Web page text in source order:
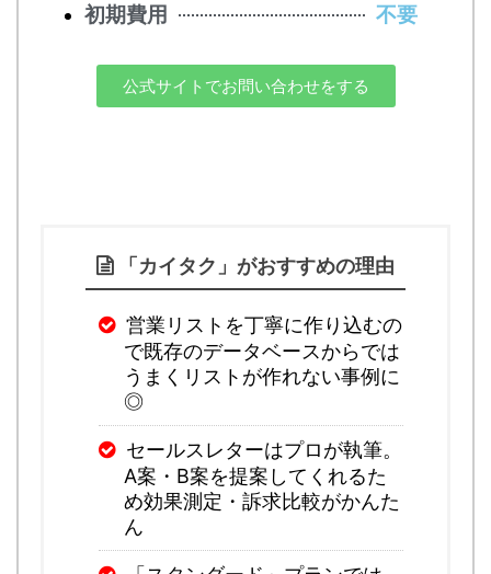
初期費用 不要
公式サイトでお問い合わせをする
「カイタク」がおすすめの理由
営業リストを丁寧に作り込むの
で既存のデータベースからでは
うまくリストが作れない事例に
◎
セールスレターはプロが執筆。
A案・B案を提案してくれるた
め効果測定・訴求比較がかんた
ん